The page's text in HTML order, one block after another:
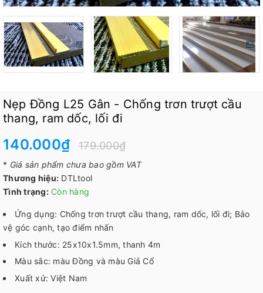
Nẹp Đồng L25 Gân - Chống trơn trượt cầu
thang, ram dốc, lối đi
140.000₫ 179.000₫
* Giá sản phẩm chưa bao gồm VAT
Thương hiệu: DTLtool
Tình trạng: Còn hàng
Ứng dụng: Chống trơn trượt cầu thang, ram dốc, lối đi; Bảo
vệ góc cạnh, tạo điểm nhấn
Kích thước: 25x10x1.5mm, thanh 4m
Màu sắc: màu Đồng và màu Giả Cổ
Xuất xứ: Việt Nam